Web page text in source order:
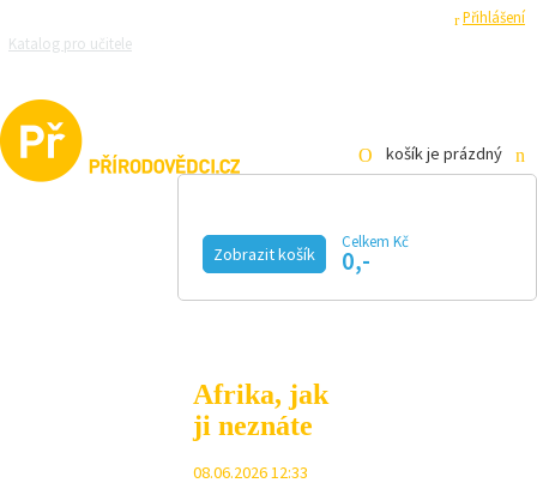
Přihlášení
Katalog pro učitele
košík je prázdný
Zobrazit košík
Celkem Kč
0,-
Afrika, jak
ji neznáte
08.06.2026 12:33